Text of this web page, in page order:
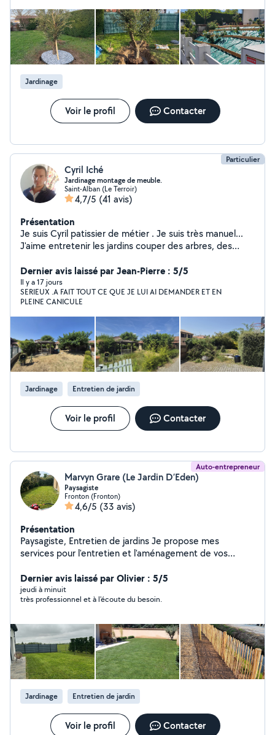
Jardinage
Voir le profil Contacter
Particulier
Cyril Iché
Jardinage montage de meuble.
Saint-Alban (Le Terroir)
4,7/5 (41 avis)
Présentation
Je suis Cyril patissier de métier . Je suis très manuel...
J'aime entretenir les jardins couper des arbres, des
également des meubles. N'hésitez pas à me contacter
pour ces services..
Dernier avis laissé par Jean-Pierre : 5/5
Il y a 17 jours
SERIEUX .A FAIT TOUT CE QUE JE LUI AI DEMANDER ET EN
PLEINE CANICULE
Jardinage Entretien de jardin
Voir le profil Contacter
Auto-entrepreneur
Marvyn Grare (Le Jardin D’Eden)
Paysagiste
Fronton (Fronton)
4,6/5 (33 avis)
Présentation
Paysagiste, Entretien de jardins Je propose mes
services pour l'entretien et l'aménagement de vos
matériel adapté. Tonte Taille de haies Débroussaillage
Désherbage Entretien de jardin Devis rapide Travail
propre Disponible dans votre secteur N'hésitez pas à
Dernier avis laissé par Olivier : 5/5
jeudi à minuit
très professionnel et à l'écoute du besoin.
Jardinage Entretien de jardin
Voir le profil Contacter